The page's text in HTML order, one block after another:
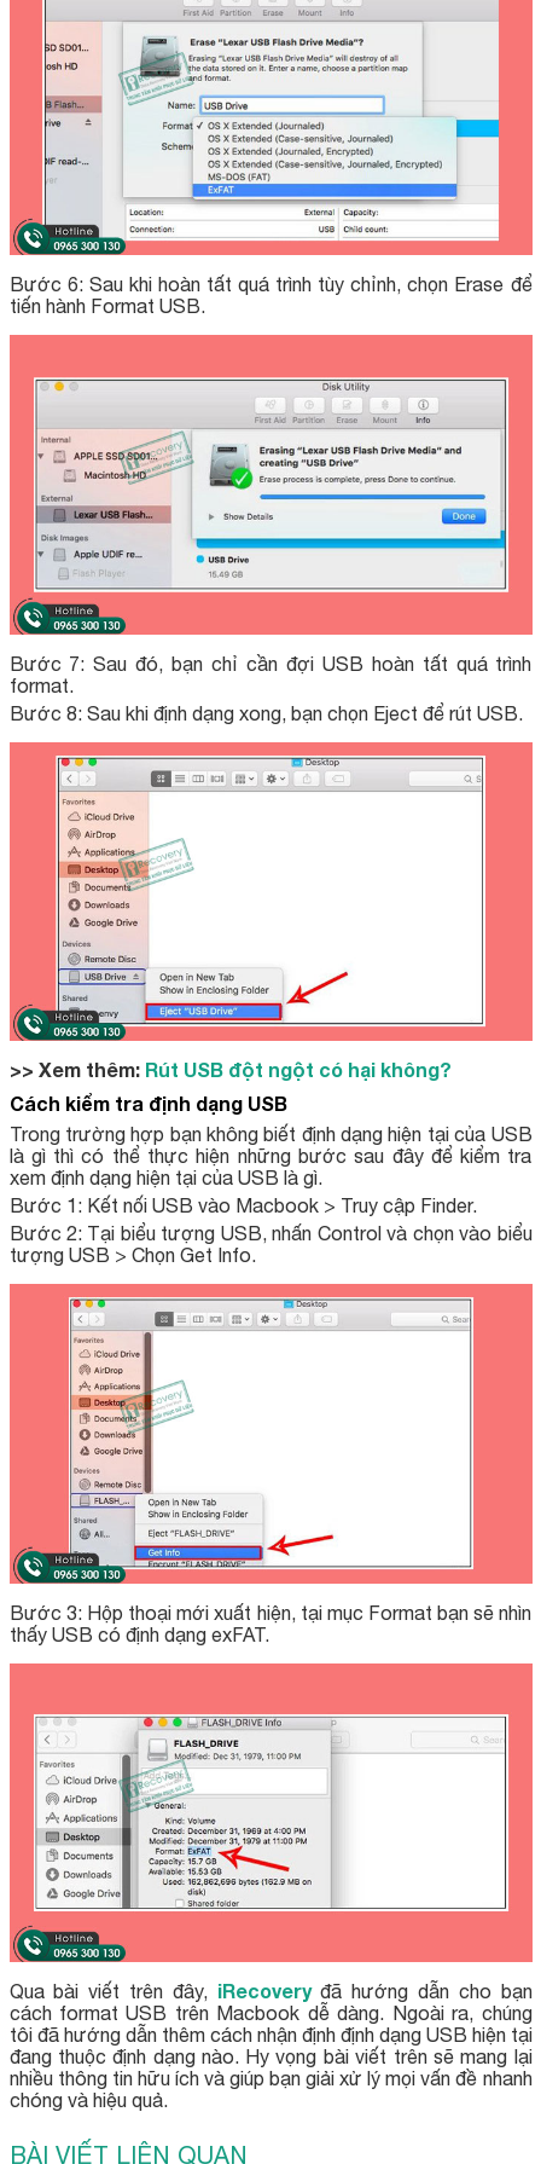
Bước 6: Sau khi hoàn tất quá trình tùy chỉnh, chọn Erase để
tiến hành Format USB.
Bước 7: Sau đó, bạn chỉ cần đợi USB hoàn tất quá trình
format.
Bước 8: Sau khi định dạng xong, bạn chọn Eject để rút USB.
>> Xem thêm: Rút USB đột ngột có hại không?
Cách kiểm tra định dạng USB
Trong trường hợp bạn không biết định dạng hiện tại của USB
là gì thì có thể thực hiện những bước sau đây để kiểm tra
xem định dạng hiện tại của USB là gì.
Bước 1: Kết nối USB vào Macbook > Truy cập Finder.
Bước 2: Tại biểu tượng USB, nhấn Control và chọn vào biểu
tượng USB > Chọn Get Info.
Bước 3: Hộp thoại mới xuất hiện, tại mục Format bạn sẽ nhìn
thấy USB có định dạng exFAT.
Qua bài viết trên đây, iRecoveryđã hướng dẫn cho bạn
cách format USB trên Macbook dễ dàng. Ngoài ra, chúng
tôi đã hướng dẫn thêm cách nhận định định dạng USB hiện tại
đang thuộc định dạng nào. Hy vọng bài viết trên sẽ mang lại
nhiều thông tin hữu ích và giúp bạn giải xử lý mọi vấn đề nhanh
chóng và hiệu quả.
BÀI VIẾT LIÊN QUAN